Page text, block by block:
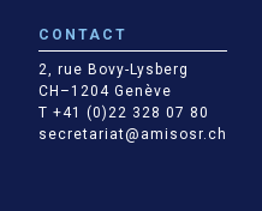
CONTACT
2, rue Bovy-Lysberg
CH–1204 Genève
T +41 (0)22 328 07 80
secretariat@amisosr.ch